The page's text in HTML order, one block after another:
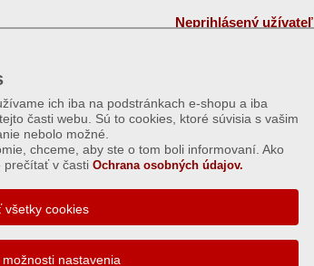
Neprihlásený užívateľ
Úvod
ich iba na podstránkach e-shopu a iba
časti webu. Sú to cookies, ktoré súvisia s vašim
nebolo možné.
chceme, aby ste o tom boli informovaní. Ako
prečítať v časti Ochrana osobných údajov.